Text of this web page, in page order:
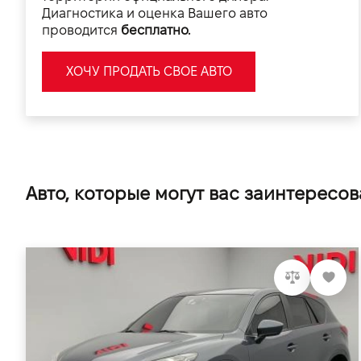
Диагностика и оценка Вашего авто
проводится бесплатно.
ХОЧУ ПРОДАТЬ СВОЕ АВТО
Авто, которые могут вас